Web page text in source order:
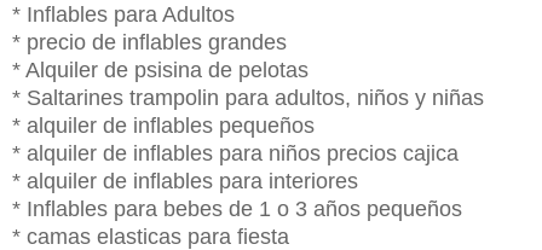
* Inflables para Adultos
* precio de inflables grandes
* Alquiler de psisina de pelotas
* Saltarines trampolin para adultos, niños y niñas
* alquiler de inflables pequeños
* alquiler de inflables para niños precios cajica
* alquiler de inflables para interiores
* Inflables para bebes de 1 o 3 años pequeños
* camas elasticas para fiesta